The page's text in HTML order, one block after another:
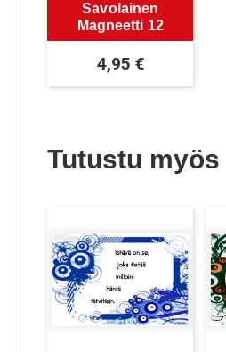
Savolainen
Magneetti 12
4,95 €
Tutustu myös